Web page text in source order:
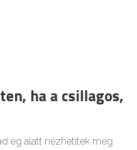
ha a csillagos,
ég alatt nézhetitek meg